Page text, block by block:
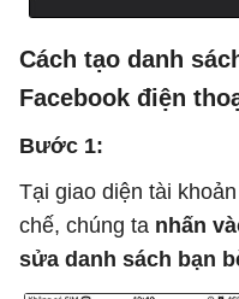
Cách tạo danh
Facebook điện
Bước 1:
Tại giao diện tài
chế, chúng ta nhấn
sửa danh sách bạn